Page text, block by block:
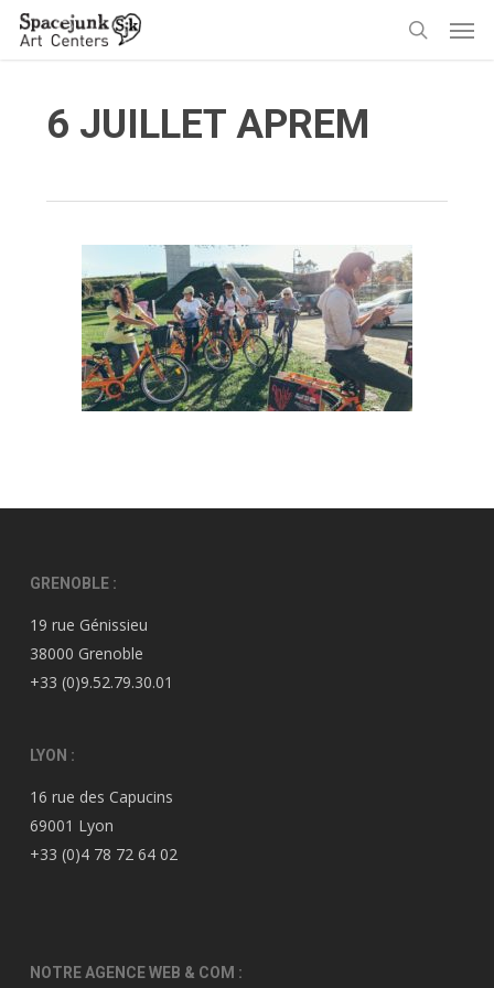
Skip
6 JUILLET APREM
GRENOBLE :
19 rue Génissieu
38000 Grenoble
+33 (0)9.52.79.30.01
LYON :
16 rue des Capucins
69001 Lyon
+33 (0)4 78 72 64 02
NOTRE AGENCE WEB & COM :